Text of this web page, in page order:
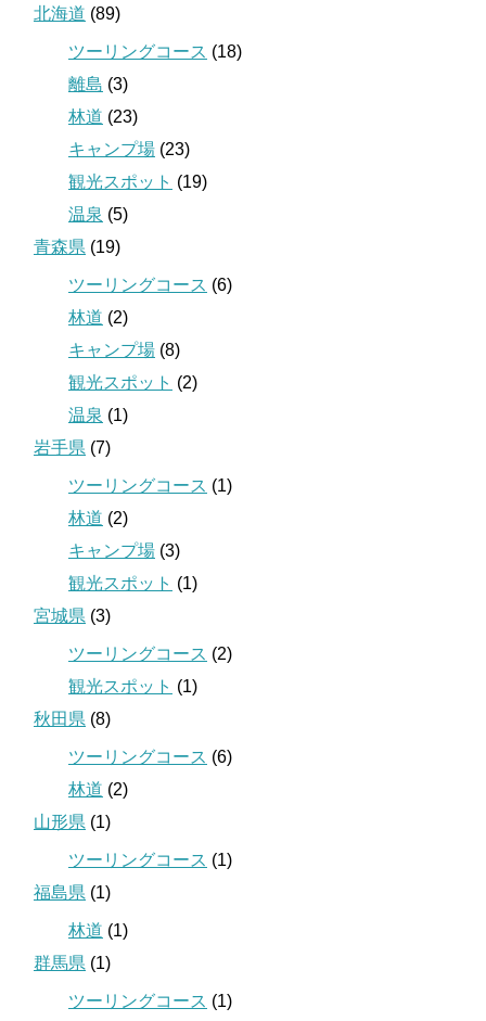
北海道 (89)
ツーリングコース (18)
離島 (3)
林道 (23)
キャンプ場 (23)
観光スポット (19)
温泉 (5)
青森県 (19)
ツーリングコース (6)
林道 (2)
キャンプ場 (8)
観光スポット (2)
温泉 (1)
岩手県 (7)
ツーリングコース (1)
林道 (2)
キャンプ場 (3)
観光スポット (1)
宮城県 (3)
ツーリングコース (2)
観光スポット (1)
秋田県 (8)
ツーリングコース (6)
林道 (2)
山形県 (1)
ツーリングコース (1)
福島県 (1)
林道 (1)
群馬県 (1)
ツーリングコース (1)